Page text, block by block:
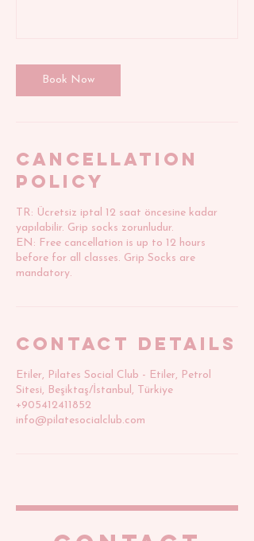
Book Now
Cancellation
Policy
TR: Ücretsiz iptal 12 saat öncesine kadar
yapılabilir. Grip socks zorunludur.
EN: Free cancellation is up to 12 hours
before for all classes. Grip Socks are
mandatory.
Contact Details
Etiler, Pilates Social Club - Etiler, Petrol
Sitesi, Beşiktaş/İstanbul, Türkiye
+905412411852
info@pilatesocialclub.com